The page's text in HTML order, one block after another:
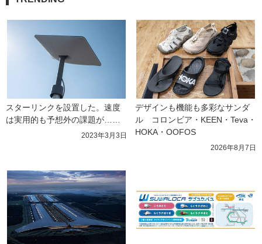
スターリンクを設置した。速度
は実用的も予想外の課題が……
2023年3月3日
デザインも機能も多彩なサンダ
ル　コロンビア・KEEN・Teva・
HOKA・OOFOS
2026年8月7日